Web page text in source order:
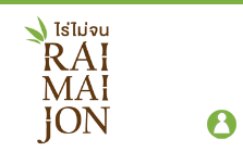
HOME
SHOP/PRODUCT